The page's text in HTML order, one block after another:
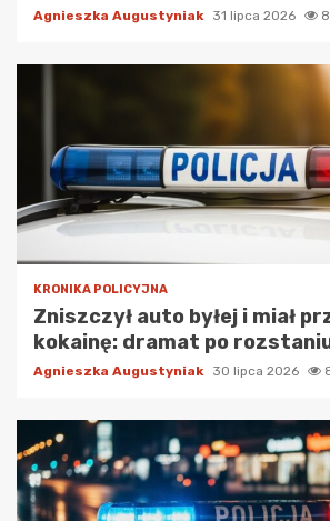
Agnieszka Augustyniak 31 lipca 2026
KRONIKA POLICYJNA
Zniszczył auto byłej i miał
kokainę: dramat po rozstaniu
Agnieszka Augustyniak 30 lipca 2026